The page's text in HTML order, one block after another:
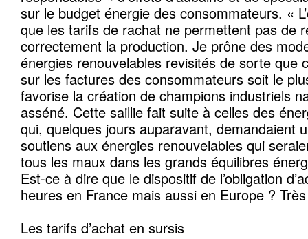
sur le budget énergie des consommateurs. «
que les tarifs de rachat ne permettent pas de
correctement la production. Je prône des
énergies renouvelables revisités de sorte que
sur les factures des consommateurs soit le
favorise la création de champions industriels
asséné. Cette saillie fait suite à celles des
qui, quelques jours auparavant, demandaient
soutiens aux énergies renouvelables qui
tous les maux dans les grands équilibres
Est-ce à dire que le dispositif de l’obligation
heures en France mais aussi en Europe ?
Les tarifs d’achat en sursis